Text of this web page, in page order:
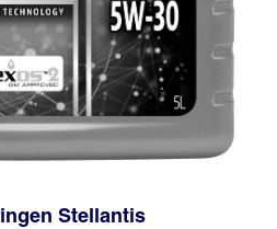
Stellantis